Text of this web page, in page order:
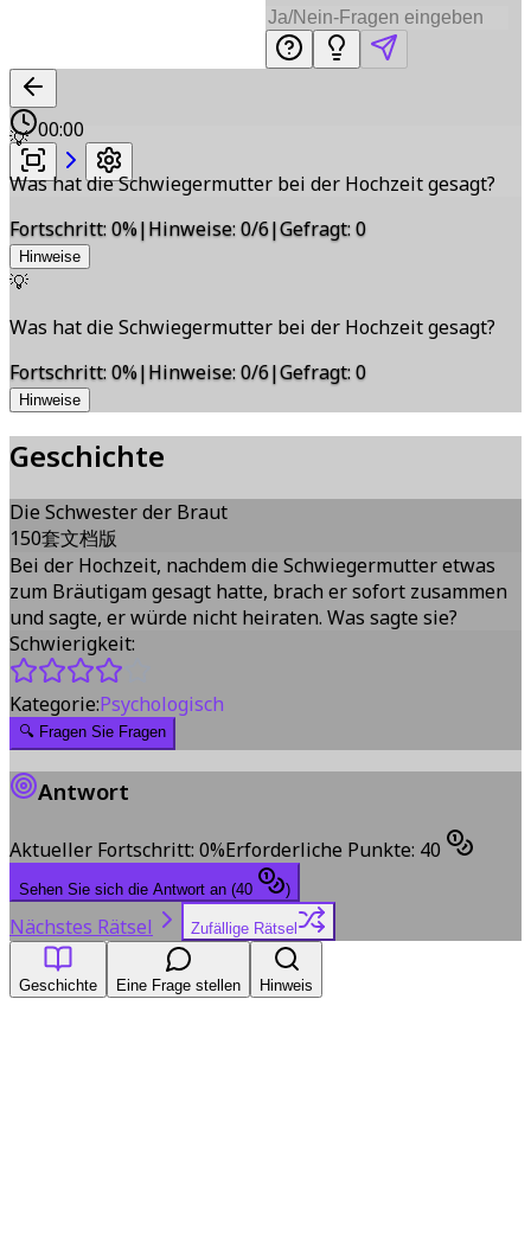
00:00
💡
Was hat die Schwiegermutter bei der Hochzeit gesagt?
Fortschritt:0%|Hinweise:0/6|Gefragt:0
Hinweise
💡
Was hat die Schwiegermutter bei der Hochzeit gesagt?
Fortschritt:0%|Hinweise:0/6|Gefragt:0
Hinweise
Geschichte
Die Schwester der Braut
150套文档版
Bei der Hochzeit, nachdem die Schwiegermutter etwas
zum Bräutigam gesagt hatte, brach er sofort zusammen
und sagte, er würde nicht heiraten. Was sagte sie?
Schwierigkeit:
Kategorie:Psychologisch
🔍 Fragen Sie Fragen
Antwort
Aktueller Fortschritt: 0%Erforderliche Punkte: 40
Sehen Sie sich die Antwort an (40 )
Nächstes Rätsel Zufällige Rätsel
Geschichte Eine Frage stellen Hinweis